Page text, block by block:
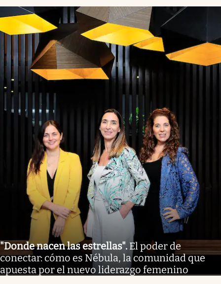
"Donde nacen las estrellas". El poder de
conectar: cómo es Nébula, la comunidad que
apuesta por el nuevo liderazgo femenino